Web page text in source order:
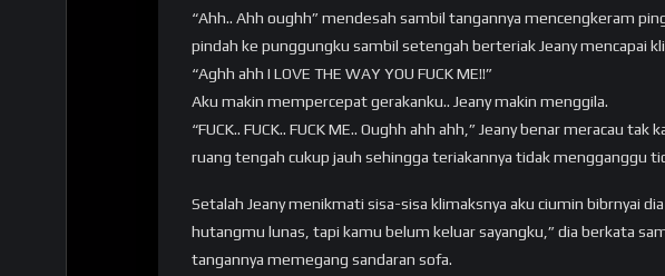
“Ahh.. Ahh oughh” mendesah sambil tangannya mencengkeram
pindah ke punggungku sambil setengah berteriak Jeany mencapai
“Aghh ahh I LOVE THE WAY YOU FUCK ME!!”
Aku makin mempercepat gerakanku.. Jeany makin menggila.
“FUCK.. FUCK.. FUCK ME.. Oughh ahh ahh,” Jeany benar meracau
ruang tengah cukup jauh sehingga teriakannya tidak mengganggu
Setalah Jeany menikmati sisa-sisa klimaksnya aku ciumin bibrnyai dia
hutangmu lunas, tapi kamu belum keluar sayangku,” dia berkata
tangannya memegang sandaran sofa.